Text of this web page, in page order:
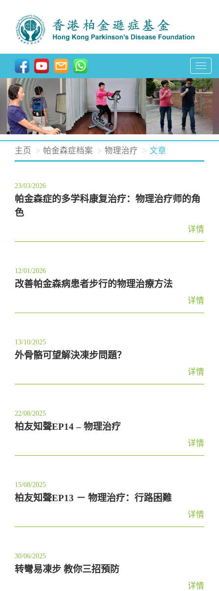
T
o
g
g
l
e
a
t
i
主页 帕金森症档案 物理治疗 文章
23/03/2026
帕金森症的多学科康复治疗：物理治疗师的角
色
详情
12/01/2026
改善帕金森病患者步行的物理治療方法
详情
13/10/2025
外骨骼可望解決凍步問題？
详情
22/08/2025
柏友知聲EP14 – 物理治疗
详情
15/08/2025
柏友知聲EP13 － 物理治疗：行路困難
详情
30/06/2025
转彎易凍步 教你三招預防
详情